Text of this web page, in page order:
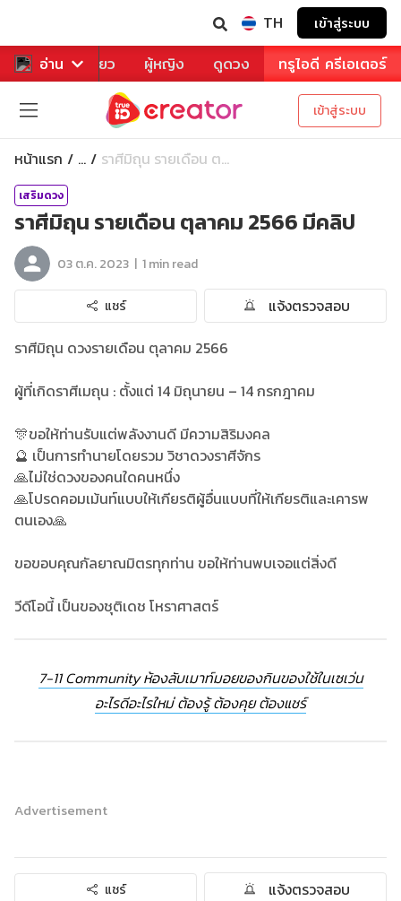
TH เข้าสู่ระบบ
อ่าน
หาร ท่องเที่ยว ผู้หญิง ดูดวง ทรูไอดี ครีเอเตอร์
เข้าสู่ระบบ
หน้าแรก ... ราศีมิถุน รายเดือน ต...
เสริมดวง
ราศีมิถุน รายเดือน ตุลาคม 2566 มีคลิป
03 ต.ค. 2023 | 1 min read
แชร์
แจ้งตรวจสอบ
ราศีมิถุน ดวงรายเดือน ตุลาคม 2566
ผู้ที่เกิดราศีเมถุน : ตั้งแต่ 14 มิถุนายน – 14 กรกฎาคม
🎊ขอให้ท่านรับแต่พลังงานดี มีความสิริมงคล
🔮 เป็นการทำนายโดยรวม วิชาดวงราศีจักร
🙏ไม่ใช่ดวงของคนใดคนหนึ่ง
🙏โปรดคอมเม้นท์แบบให้เกียรติผู้อื่นแบบที่ให้เกียรติและเคารพ
ตนเอง🙏
ขอขอบคุณกัลยาณมิตรทุกท่าน ขอให้ท่านพบเจอแต่สิ่งดี
วีดีโอนี้ เป็นของชุติเดช โหราศาสตร์
7-11 Community ห้องลับเมาท์มอยของกินของใช้ในเซเว่น
อะไรดีอะไรใหม่ ต้องรู้ ต้องคุย ต้องแชร์
Advertisement
แชร์ แจ้งตรวจสอบ